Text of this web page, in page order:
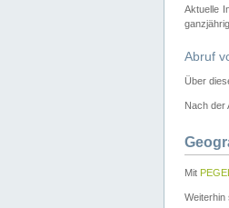
Aktuelle
Abruf
Über
Nach der
Mit
Weiterhin